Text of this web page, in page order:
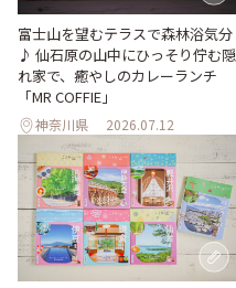
富士山を望むテラスで森林浴気分
♪ 仙石原の山中にひっそり佇む隠
れ家で、癒やしのカレーランチ
「MR COFFIE」
神奈川県 2026.07.12